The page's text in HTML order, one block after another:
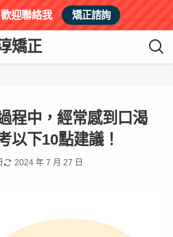
迎聯絡我 矯正諮詢
矯正
程中，經常感到口渴
以下10點建議！
2024 年 7 月 27 日